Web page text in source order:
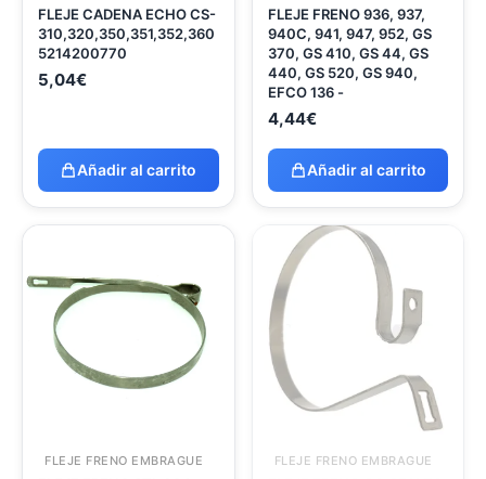
FLEJE CADENA ECHO CS-
310,320,350,351,352,360
5214200770
5,04€
Añadir al carrito
FLEJE FRENO 936, 937,
940C, 941, 947, 952, GS
370, GS 410, GS 44, GS
440, GS 520, GS 940,
EFCO 136 -
4,44€
Añadir al carrito
FLEJE FRENO EMBRAGUE FLEJE FRENO EMBRAGUE